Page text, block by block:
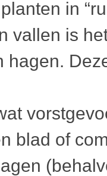
in
vallen is
hagen.
blad of